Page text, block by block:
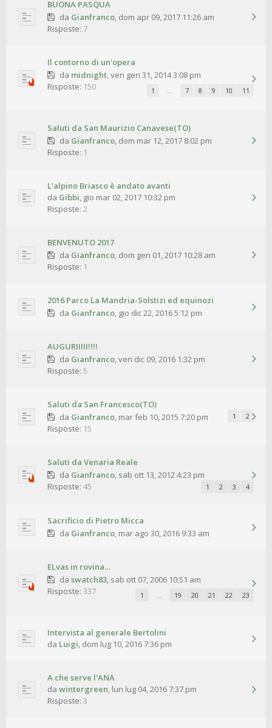
BUONA PASQUA
da Gianfranco, dom apr 09, 2017 11:26 am
Risposte: 7
Il contorno di un'opera
da midnight,ven gen 31, 2014 3:08 pm
1 … 7 8 9 10 11
Risposte: 150
Saluti da San Maurizio Canavese(TO)
da Gianfranco, dom mar 12, 2017 8:02 pm
Risposte: 1
L'alpino Briasco è andato avanti
da Gibbi, gio mar 02, 2017 10:32 pm
Risposte: 2
BENVENUTO 2017
da Gianfranco, dom gen 01, 2017 10:28 am
Risposte: 1
2016 Parco La Mandria-Solstizi ed equinozi
da Gianfranco, gio dic 22, 2016 5:12 pm
AUGURIIIII!!!!
da Gianfranco,ven dic 09, 2016 1:32 pm
Risposte: 5
Saluti da San Francesco(TO)
da Gianfranco, mar feb 10, 2015 7:20 pm 1 2
Risposte: 15
Saluti da Venaria Reale
da Gianfranco, sab ott 13, 2012 4:23 pm
1 2 3 4
Risposte: 45
Sacrificio di Pietro Micca
da Gianfranco, mar ago 30, 2016 9:33 am
ELvas in rovina...
da swatch83, sab ott 07, 2006 10:51 am
1 … 19 20 21 22 23
Risposte: 337
Intervista al generale Bertolini
da Luigi, dom lug 10, 2016 7:36 pm
A che serve l'ANA
da wintergreen, lun lug 04, 2016 7:37 pm
Risposte: 3